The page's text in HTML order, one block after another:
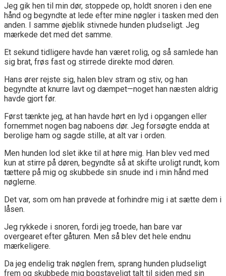
Jeg gik hen til min dør, stoppede op, holdt snoren i den ene
hånd og begyndte at lede efter mine nøgler i tasken med den
anden. I samme øjeblik stivnede hunden pludseligt. Jeg
mærkede det med det samme.
Et sekund tidligere havde han været rolig, og så samlede han
sig brat, frøs fast og stirrede direkte mod døren.
Hans ører rejste sig, halen blev stram og stiv, og han
begyndte at knurre lavt og dæmpet—noget han næsten aldrig
havde gjort før.
Først tænkte jeg, at han havde hørt en lyd i opgangen eller
fornemmet nogen bag naboens dør. Jeg forsøgte endda at
berolige ham og sagde stille, at alt var i orden.
Men hunden lod slet ikke til at høre mig. Han blev ved med
kun at stirre på døren, begyndte så at skifte uroligt rundt, kom
tættere på mig og skubbede sin snude ind i min hånd med
nøglerne.
Det var, som om han prøvede at forhindre mig i at sætte dem i
låsen.
Jeg rykkede i snoren, fordi jeg troede, han bare var
overgearet efter gåturen. Men så blev det hele endnu
mærkeligere.
Da jeg endelig trak nøglen frem, sprang hunden pludseligt
frem og skubbede mig bogstaveligt talt til siden med sin